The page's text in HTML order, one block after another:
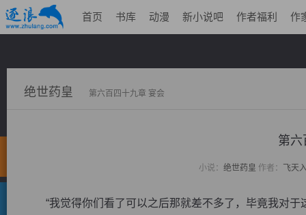
首页 书库 动漫 新小说吧 作者福利 作
绝世药皇 第六百四十九章 宴会
第六
小说： 绝世药皇 作者： 飞天
“我觉得你们看了可以之后那就差不多了，毕竟我对于